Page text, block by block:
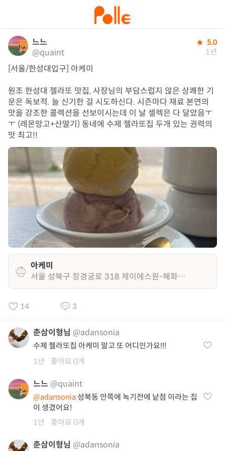
느느
@quaint
5.0
1년
[서울/한성대입구] 아케미
원조 한성대 젤라또 맛집, 사장님의 부담스럽지 않은 상쾌한 기
운은 독보적. 늘 신기한 걸 시도하신다. 시즌마다 재료 본연의
맛을 강조한 콜렉션을 선보이시는데 이 날 셀렉은 다 달았음ㅜ
ㅜ (레몬망고+산딸기) 동네에 수제 젤라또집 두개 있는 권력의
맛 최고!!
아케미
서울 성북구 창경궁로 318 제이에스원-혜화 1층
14 3
춘삼이형님 @adansonia
수제 젤라또집 아케미 말고 또 어디인가요!!!
1년
좋아요 0개
느느 @quaint
@adansonia 성북동 안쪽에 녹기전에 낱점 이라는 집
이 생겼어요!
1년
좋아요 0개
춘삼이형님 @adansonia